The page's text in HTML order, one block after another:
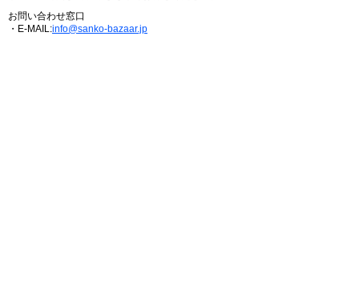
お問い合わせ窓口
・E-MAIL:info@sanko-bazaar.jp